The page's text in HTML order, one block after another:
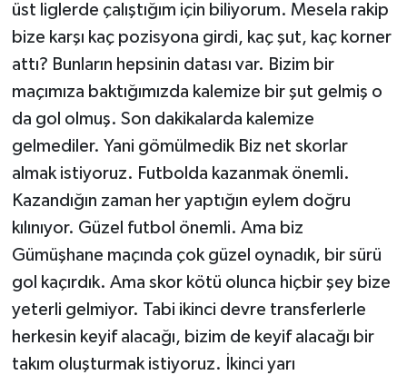
üst liglerde çalıştığım için biliyorum. Mesela rakip
bize karşı kaç pozisyona girdi, kaç şut, kaç korner
attı? Bunların hepsinin datası var. Bizim bir
maçımıza baktığımızda kalemize bir şut gelmiş o
da gol olmuş. Son dakikalarda kalemize
gelmediler. Yani gömülmedik Biz net skorlar
almak istiyoruz. Futbolda kazanmak önemli.
Kazandığın zaman her yaptığın eylem doğru
kılınıyor. Güzel futbol önemli. Ama biz
Gümüşhane maçında çok güzel oynadık, bir sürü
gol kaçırdık. Ama skor kötü olunca hiçbir şey bize
yeterli gelmiyor. Tabi ikinci devre transferlerle
herkesin keyif alacağı, bizim de keyif alacağı bir
takım oluşturmak istiyoruz. İkinci yarı